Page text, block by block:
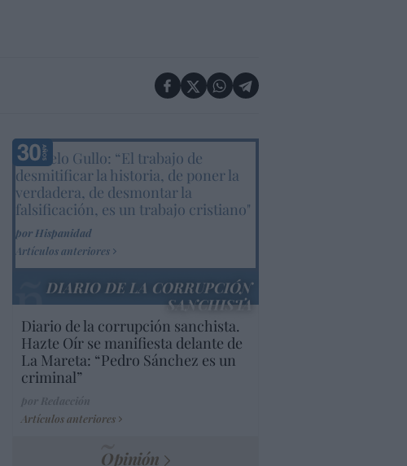
Marcelo Gullo: “El trabajo de
desmitificar la historia, de poner la
verdadera, de desmontar la
falsificación, es un trabajo cristiano"
por Hispanidad
Artículos anteriores
DIARIO DE LA CORRUPCIÓN
SANCHISTA
Diario de la corrupción sanchista.
Hazte Oír se manifiesta delante de
La Mareta: “Pedro Sánchez es un
criminal”
Artículos anteriores
Opinión